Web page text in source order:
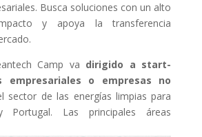
Busca soluciones con un alto
y apoya la transferencia
Camp va dirigido a start-
empresariales o empresas no
sector de las energías limpias para
Portugal. Las principales áreas